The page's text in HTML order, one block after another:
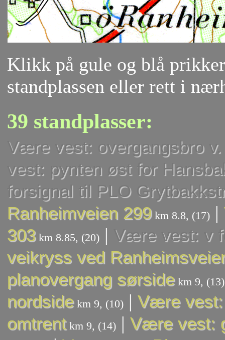
Klikk på gule og blå
standplassen eller rett i
39 standplasser:
Være vest: overgangsbro
vest: pynten øst for
forsignal til PLO
Ranheimveien 299km 8.8, (17) |
303km 8.85, (20) | Være vest: v
veikryss ved
planovergang sørsidekm 9, (13)
nordsidekm 9, (10) | Være
omtrentkm 9, (14) | Være vest: